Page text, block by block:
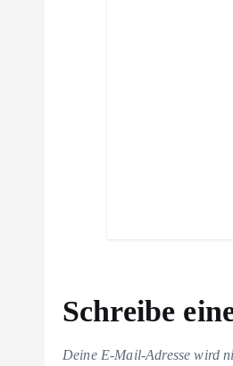
Schreibe
Deine E-Mail-Adresse wird